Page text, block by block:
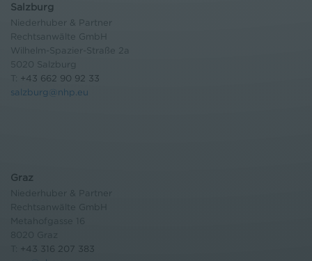
Salzburg
Niederhuber & Partner
Rechtsanwälte GmbH
Wilhelm-Spazier-Straße 2a
5020 Salzburg
T: +43 662 90 92 33
salzburg@nhp.eu
Graz
Niederhuber & Partner
Rechtsanwälte GmbH
Metahofgasse 16
8020 Graz
+43 316 207 383